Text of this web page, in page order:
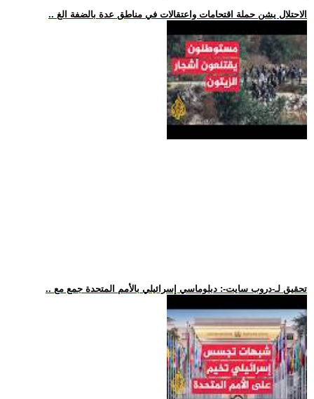
.. الاحتلال يشن حملة اقتحامات واعتقالات في مناطق عدة بالضفة الغ
.. تحقيق لـ-دروب سايت-: دبلوماسي إسرائيلي بالأمم المتحدة جمع مع